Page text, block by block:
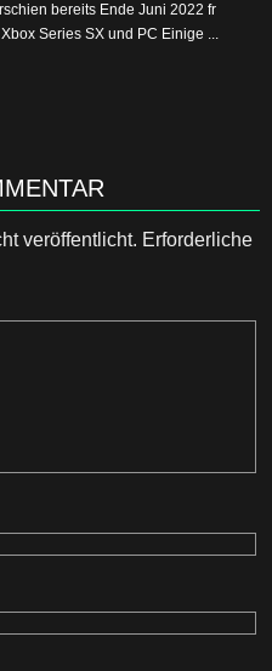
bereits Ende Juni 2022 fr
Series SX und PC Einige ...
veröffentlicht. Erforderliche